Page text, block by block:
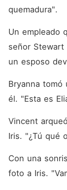
quemadura".
Un empleado
señor Stewart
un esposo
Bryanna
él. "Esta es
Vincent
Iris. "¿Tú qué
Con una
foto a Iris.